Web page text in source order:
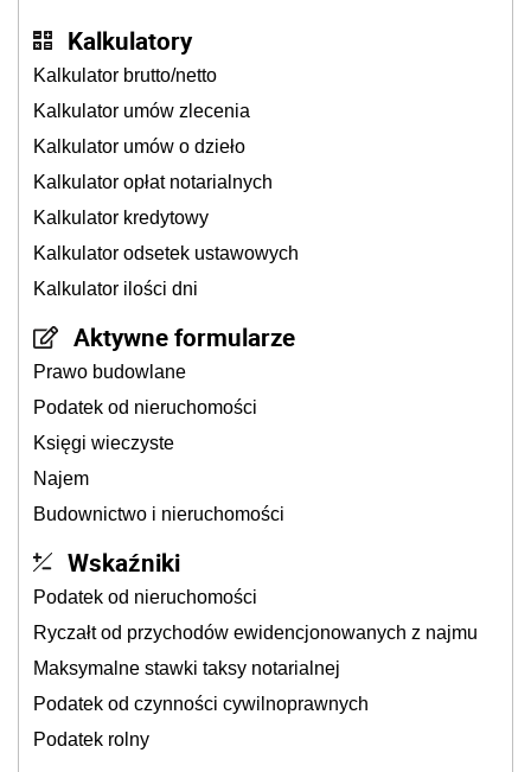
Kalkulatory
Kalkulator brutto/netto
Kalkulator umów zlecenia
Kalkulator umów o dzieło
Kalkulator opłat notarialnych
Kalkulator kredytowy
Kalkulator odsetek ustawowych
Kalkulator ilości dni
Aktywne formularze
Prawo budowlane
Podatek od nieruchomości
Księgi wieczyste
Najem
Budownictwo i nieruchomości
Wskaźniki
Podatek od nieruchomości
Ryczałt od przychodów ewidencjonowanych z najmu
Maksymalne stawki taksy notarialnej
Podatek od czynności cywilnoprawnych
Podatek rolny